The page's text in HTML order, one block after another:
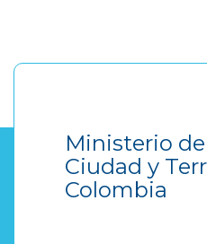
Ministerio
Ciudad y
Colombia